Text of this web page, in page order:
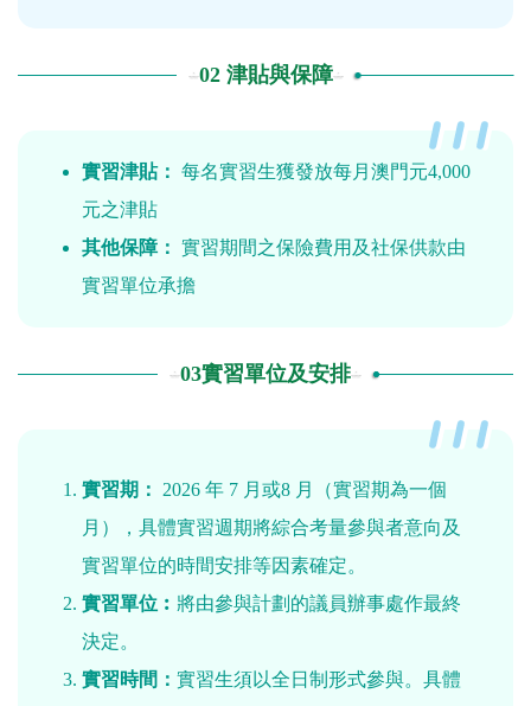
02 津貼與保障
實習津貼： 每名實習生獲發放每月澳門元4,000
元之津貼
其他保障： 實習期間之保險費用及社保供款由
實習單位承擔
03實習單位及安排
實習期：
2026 年 7 月或8 月（實習期為一個
月），具體實習週期將綜合考量參與者意向及
實習單位的時間安排等因素確定。
實習單位︰ 將由參與計劃的議員辦事處作最終
決定。
實習時間： 實習生須以全日制形式參與。具體